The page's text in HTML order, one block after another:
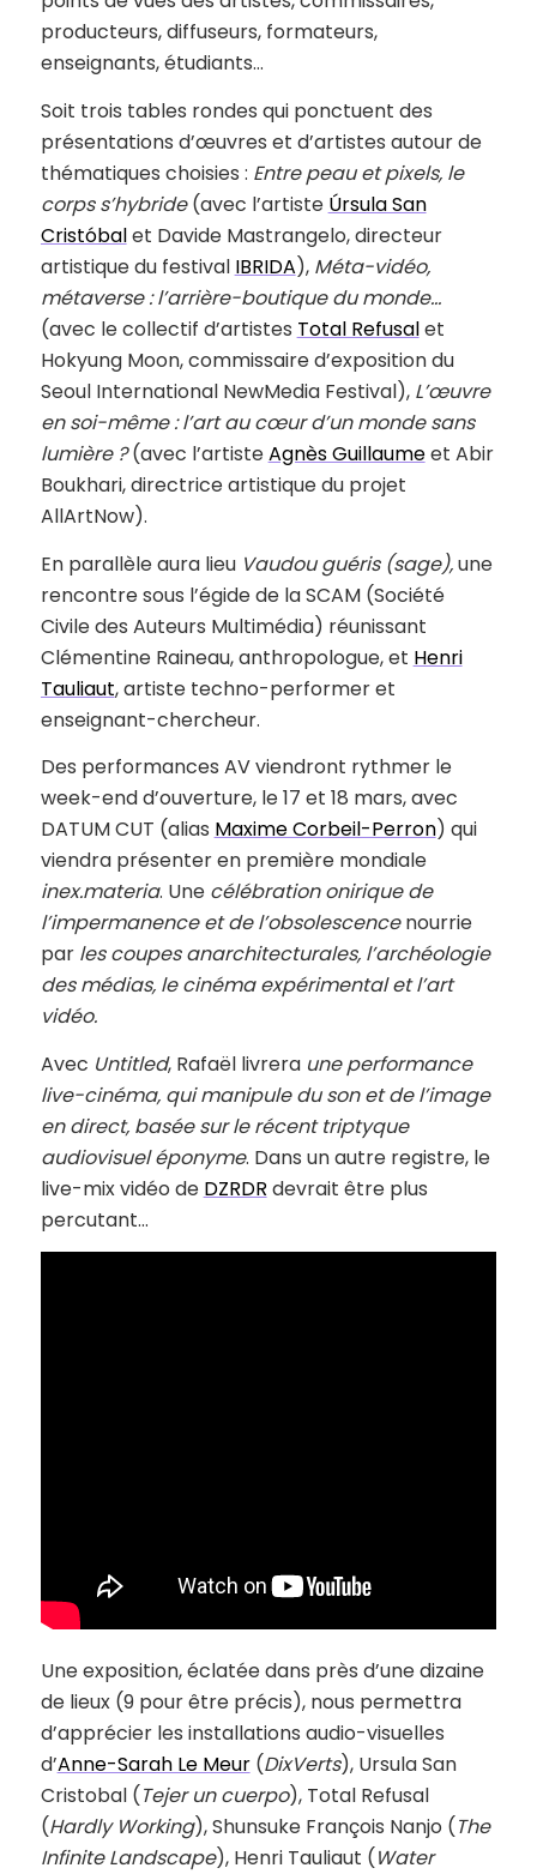
producteurs, diffuseurs, formateurs,
enseignants, étudiants…
Soit trois tables rondes qui ponctuent des
présentations d’œuvres et d’artistes autour de
thématiques choisies : Entre peau et pixels, le
corps s’hybride(avec l’artiste Úrsula San
Cristóbalet Davide Mastrangelo, directeur
artistique du festival IBRIDA), Méta-vidéo,
métaverse : l’arrière-boutique du monde…
(avec le collectif d’artistes Total Refusalet
Hokyung Moon, commissaire d’exposition du
Seoul International NewMedia Festival), L’œuvre
en soi-même : l’art au cœur d’un monde sans
lumière ?(avec l’artisteAgnès Guillaumeet Abir
Boukhari, directrice artistique du projet
AllArtNow).
En parallèle aura lieu Vaudou guéris (sage),une
rencontre sous l’égide de la SCAM (Société
Civile des Auteurs Multimédia) réunissant
Clémentine Raineau, anthropologue, et Henri
Tauliaut, artiste techno-performer et
enseignant-chercheur.
Des performances AV viendront rythmer le
week-end d’ouverture, le 17 et 18 mars, avec
DATUM CUT (alias Maxime Corbeil-Perron) qui
viendra présenter en première mondiale
inex.materia. Une célébration onirique de
l’impermanence et de l’obsolescencenourrie
parles coupes anarchitecturales, l’archéologie
des médias, le cinéma expérimental et l’art
vidéo.
Avec Untitled, Rafaël livrera une performance
live-cinéma, qui manipule du son et de l’image
en direct, basée sur le récent triptyque
audiovisuel éponyme. Dans un autre registre, le
live-mix vidéo de DZRDR devrait être plus
percutant…
Une exposition, éclatée dans près d’une dizaine
de lieux (9 pour être précis), nous permettra
d’apprécier les installations audio-visuelles
d’Anne-Sarah Le Meur(DixVerts), Ursula San
Cristobal (Tejer un cuerpo), Total Refusal
(Hardly Working), Shunsuke François Nanjo (The
Infinite Landscape), Henri Tauliaut (Water